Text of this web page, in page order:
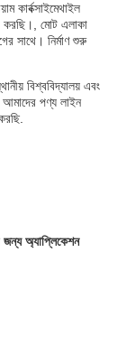
কার্বক্সাইমেথাইল
করছি।, মোট এলাকা
সাথে। নির্মাণ শুরু
বিশ্ববিদ্যালয় এবং
পণ্য লাইন
অ্যাপ্লিকেশন